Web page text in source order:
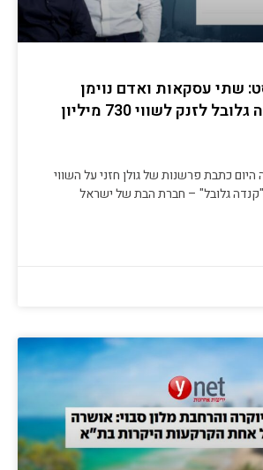
שתי עסקאות ואדם נוימן
הספיקו לקנדה גלובל לזנק לשווי 730 מיליון
כתבת פרשנות של גולן חזני על השווי
גלובל" – חברת הבת של ישראל